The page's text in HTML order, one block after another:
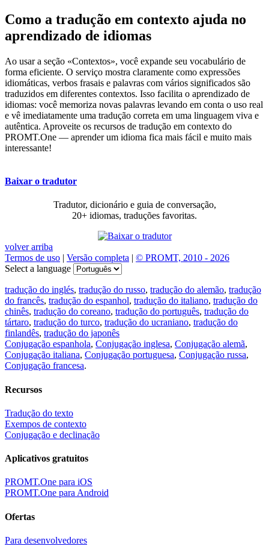
Como a tradução em contexto ajuda no
aprendizado de idiomas
Ao usar a seção «Contextos», você expande seu vocabulário de
forma eficiente. O serviço mostra claramente como expressões
idiomáticas, verbos frasais e palavras com vários significados são
traduzidos em diferentes contextos. Isso facilita o aprendizado de
idiomas: você memoriza novas palavras levando em conta o uso real
e vê imediatamente uma tradução correta em uma linguagem viva e
autêntica. Aproveite os recursos de tradução em contexto do
PROMT.One — aprender um idioma fica mais fácil e muito mais
interessante!
Baixar o tradutor
Tradutor, dicionário e guia de conversação,
20+ idiomas, traduções favoritas.
volver arriba
Termos de uso | Versão completa | © PROMT, 2010 - 2026
Select a language
tradução do inglés, tradução do russo, tradução do alemão, tradução
do francês, tradução do espanhol, tradução do italiano, tradução do
chinês, tradução do coreano, tradução do português, tradução do
tártaro, tradução do turco, tradução do ucraniano, tradução do
finlandês, tradução do japonês
Conjugação espanhola, Conjugação inglesa, Conjugação alemã,
Conjugação italiana, Conjugação portuguesa, Conjugação russa,
Conjugação francesa.
Recursos
Tradução do texto
Exempos de contexto
Conjugação e declinação
Aplicativos gratuitos
PROMT.One para iOS
PROMT.One para Android
Ofertas
Para desenvolvedores